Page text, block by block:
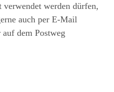
verwendet werden dürfen,
auch per E-Mail
auf dem Postweg